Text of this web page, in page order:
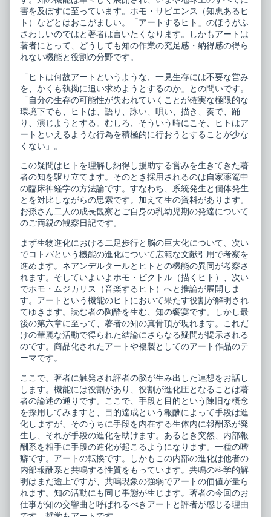
害を及ぼすに至っています。ホモ・サピエンス（知恵あるヒ
ト）などとはおこがましい。「アートするヒト」のほうがふ
さわしいのではと著者は言いたくなります。しかもアートは
著者にとって、どうしても知の作業の充足感・納得感の得ら
れない機能と役割の分野です。
「ヒトは何故アートというような、一見生存には不要な営み
を、かくも執拗に追い求めようとするのか」との問いです。
「自分の生存の可能性が失われていくことが確実な極限的な
環境下でも、ヒトは、語り、詠い、唄い、描き、奏で、踊
り、演じようとする。むしろ、そういう時にこそ、ヒトはア
ートといえるような行為を積極的に行おうとすることが少な
くない」。
この疑問はヒトを理解し納得し援助する営みを生きてきた著
者の知を駆り立てます。そのとき採用されるのは自家薬篭中
の臨床神経学の方法論です。すなわち、系統発生と個体発生
とを対比しながらの思索です。加えて生の資料があります。
お孫さん二人の成長観察とご自身の乳幼児期の発達について
のご両親の観察日記です。
まず生物進化における二足歩行と脳の巨大化について、次い
でコトバという機能の進化について広範な文献引用で考察を
進めます。ネアンデルタールとヒトとの機能の異同が考察さ
れます。そしていよいよホモ・ピクトル（描くヒト）、次い
でホモ・ムジカリス（音楽するヒト）へと推論が展開しま
す。アートという機能のヒトにおいて果たす役割が解明され
てゆきます。読む者の陶酔を生む、知の饗宴です。しかし最
後の第六章に至って、著者の知の真骨頂が現れます。これだ
けの華麗な活動で得られた結論にさらなる疑問が提示される
のです。商品化されたアートや複製としてのアート作品のテ
ーマです。
ここで、著者に触発され評者の脳が生み出した連想をお話し
します。機能には役割があり、役割が進化圧となることは著
者の論述の通りです。ここで、手段と目的という陳旧な概念
を採用してみますと、目的達成という報酬によって手段は進
化しますが、そのうちに手段を内在する生体内に報酬系が発
生し、それが手段の進化を助けます。あるとき突然、内部報
酬系を相手に手段の進化が起こるようになります。一種の嗜
癖です。アートの転換です。しかもこの内部の進化は他者の
内部報酬系と共鳴する性質をもっています。共鳴の科学的解
明はまだ途上ですが、共鳴現象の強弱でアートの価値が量ら
れます。知の活動にも同じ事態が生じます。著者の今回のお
仕事が知の交響曲と呼ばれるべきアートと評者が感じる理由